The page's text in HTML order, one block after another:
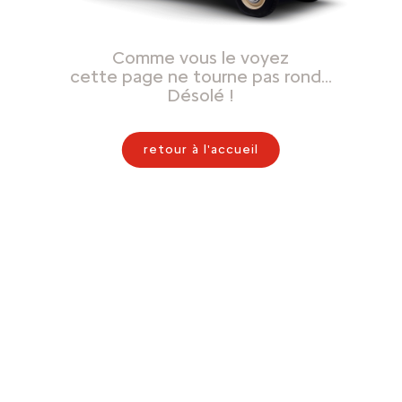
Comme vous le voyez
cette page ne tourne pas rond…
Désolé !
retour à l'accueil